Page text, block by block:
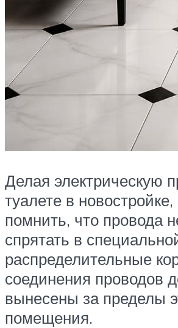
Делая электрическую
туалете в
помнить, что провода
спрятать в
распределительные
соединения проводов
вынесены за пределы
помещения.